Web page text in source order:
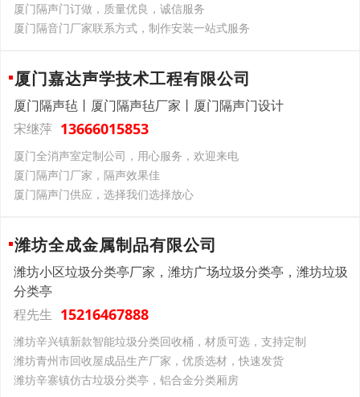
厦门隔声门订做，质量优良，诚信服务
厦门隔音门厂家联系方式，制作安装一站式服务
厦门嘉达声学技术工程有限公司
厦门隔声毡丨厦门隔声毡厂家丨厦门隔声门设计
宋继萍 13666015853
厦门全消声室定制公司，用心服务，欢迎来电
厦门隔声门厂家，隔声效果佳
厦门隔声门供应，选择我们选择放心
潍坊全成金属制品有限公司
潍坊小区垃圾分类亭厂家，潍坊广场垃圾分类亭，潍坊垃圾
分类亭
程先生 15216467888
潍坊辛兴镇新款智能垃圾分类回收桶，材质可选，支持定制
潍坊青州市回收屋成品生产厂家，优质选材，快速发货
潍坊辛寨镇仿古垃圾分类亭，铝合金分类厢房